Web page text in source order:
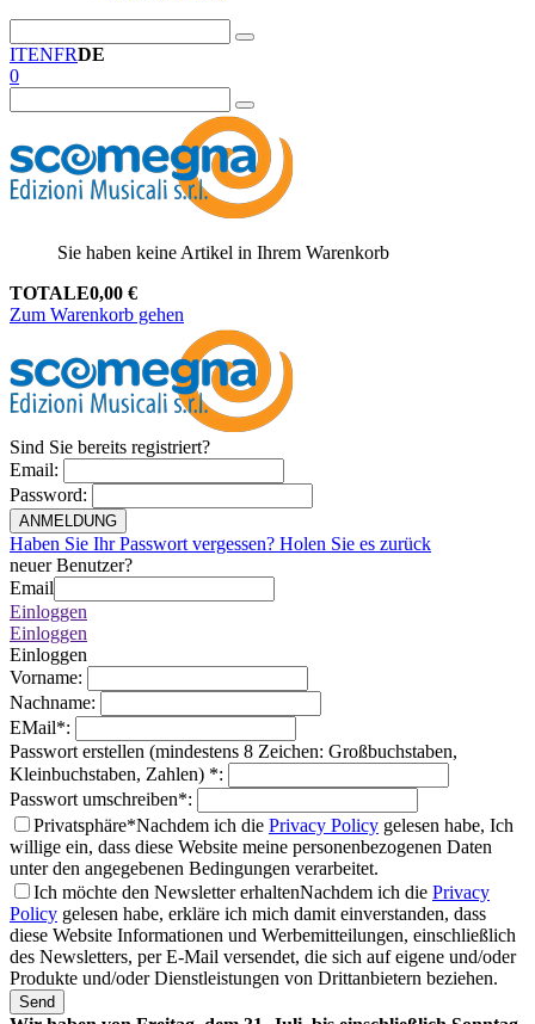
ITENFRDE
0
Sie haben keine Artikel in Ihrem Warenkorb
TOTALE0,00 €
Zum Warenkorb gehen
Sind Sie bereits registriert?
Email:
Password:
ANMELDUNG
Haben Sie Ihr Passwort vergessen? Holen Sie es zurück
neuer Benutzer?
Email
Einloggen
Einloggen
Einloggen
Vorname:
Nachname:
EMail*:
Passwort erstellen (mindestens 8 Zeichen: Großbuchstaben,
Kleinbuchstaben, Zahlen) *:
Passwort umschreiben*:
Privatsphäre*Nachdem ich die Privacy Policy gelesen habe, Ich
willige ein, dass diese Website meine personenbezogenen Daten
unter den angegebenen Bedingungen verarbeitet.
Ich möchte den Newsletter erhaltenNachdem ich die Privacy
Policy gelesen habe, erkläre ich mich damit einverstanden, dass
diese Website Informationen und Werbemitteilungen, einschließlich
des Newsletters, per E-Mail versendet, die sich auf eigene und/oder
Produkte und/oder Dienstleistungen von Drittanbietern beziehen.
Send